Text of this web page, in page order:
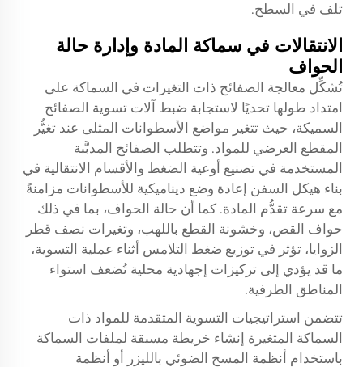
تلف في السطح.
الانتقالات في سماكة المادة وإدارة حالة
الحواف
تُشكِّل معالجة الصفائح ذات التغيرات في السماكة على
امتداد طولها تحديًا لاستجابة ضبط آلات تسوية الصفائح
السميكة، حيث تتغير مواضع الأسطوانات المثلى عند تغيُّر
المقطع العرضي للمواد. وتتطلب الصفائح المدبَّبة
المستخدمة في تصنيع أوعية الضغط والأقسام الانتقالية في
بناء هيكل السفن إعادة وضع ديناميكية للأسطوانات مزامنةً
مع سرعة تقدُّم المادة. كما أن حالة الحواف، بما في ذلك
حواف القص، وخشونة القطع باللهب، وتغيرات نصف قطر
الزوايا، تؤثر في توزيع ضغط التلامس أثناء عملية التسوية،
ما قد يؤدي إلى تركيزات إجهادية محلية تُضعف استواء
المناطق الطرفية.
تتضمن استراتيجيات التسوية المتقدمة للمواد ذات
السماكة المتغيرة إنشاء خريطة مسبقة لملفات السماكة
باستخدام أنظمة المسح الضوئي بالليزر أو أنظمة